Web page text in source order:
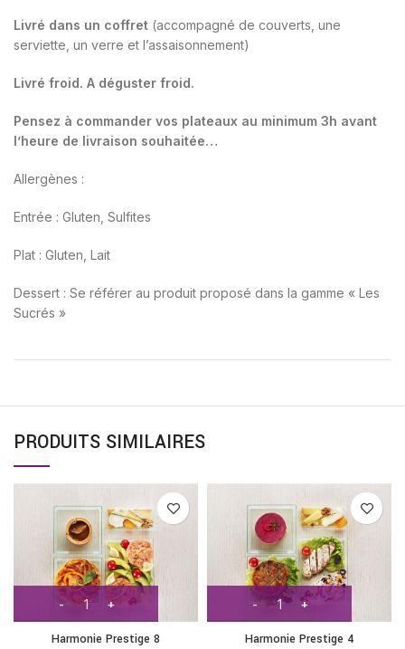
Livré dans un coffret (accompagné de couverts, une
serviette, un verre et l’assaisonnement)
Livré froid. A déguster froid.
Pensez à commander vos plateaux au minimum 3h avant
l’heure de livraison souhaitée…
Allergènes :
Entrée : Gluten, Sulfites
Plat : Gluten, Lait
Dessert : Se référer au produit proposé dans la gamme « Les
Sucrés »
PRODUITS SIMILAIRES
Harmonie Prestige 8 Harmonie Prestige 4